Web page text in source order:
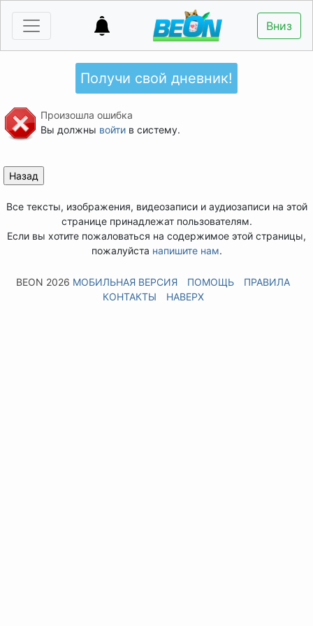
Вниз
Получи свой дневник!
Произошла ошибка
Вы должны войтив систему.
Все тексты, изображения, видеозаписи и аудиозаписи на этой
странице принадлежат пользователям.
Если вы хотите пожаловаться на содержимое этой страницы,
пожалуйста напишите нам.
BEON 2026 МОБИЛЬНАЯ ВЕРСИЯ ПОМОЩЬ
ПРАВИЛА
КОНТАКТЫ
НАВЕРХ